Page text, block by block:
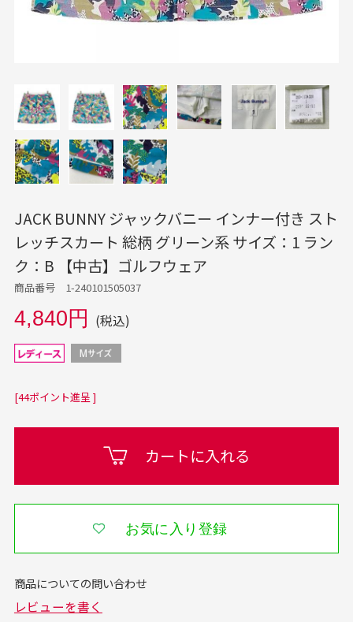
JACK BUNNY ジャックバニー インナー付き スト
レッチスカート 総柄 グリーン系 サイズ：1 ラン
ク：B 【中古】ゴルフウェア
商品番号 1-240101505037
4,840円 (税込)
[44ポイント進呈 ]
カートに入れる
お気に入り登録